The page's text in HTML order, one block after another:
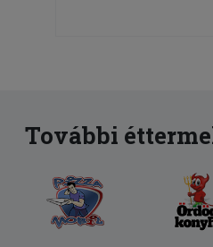
További